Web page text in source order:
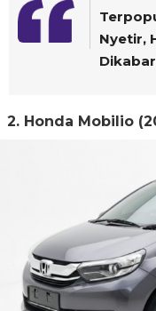
Nyetir,
2. Honda Mobilio